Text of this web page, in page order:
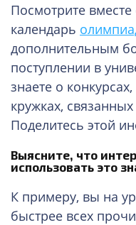
Посмотрите
календарь
дополнительным
поступлении в
знаете о
кружках,
Поделитесь этой
Выясните, что
использовать это
К примеру, вы на
быстрее всех